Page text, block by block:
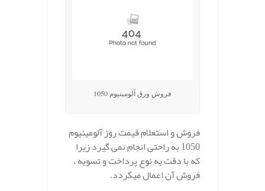
فروش ورق آلومینیوم 1050
فروش و استعلام قیمت روز آلومینیوم
1050 به راحتی انجام نمی گیرد زیرا
که با دقت به نوع پرداخت و تسویه ،
فروش آن اعمال میگردد.